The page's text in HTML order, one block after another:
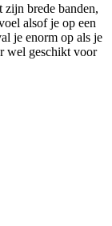
zijn brede banden,
alsof je op een
je enorm op als je
wel geschikt voor